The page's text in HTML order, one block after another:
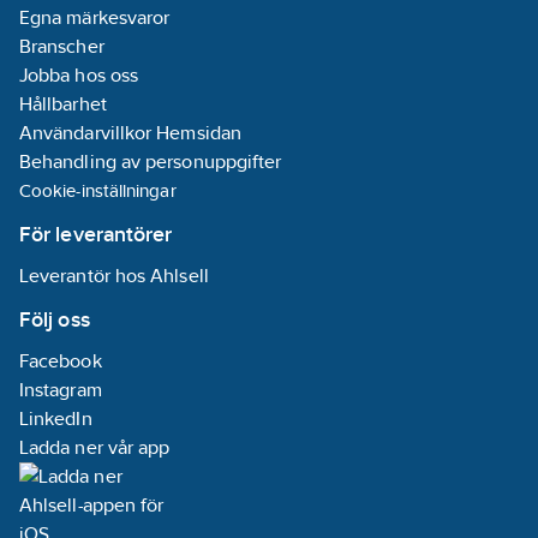
utomhus.
Egna märkesvaror
Branscher
Jobba hos oss
Hållbarhet
Användarvillkor Hemsidan
Behandling av personuppgifter
Cookie-inställningar
För leverantörer
Leverantör hos Ahlsell
Följ oss
Facebook
Instagram
LinkedIn
Ladda ner vår app